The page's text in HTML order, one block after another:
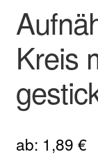
Kreis
ab: 1,89 €